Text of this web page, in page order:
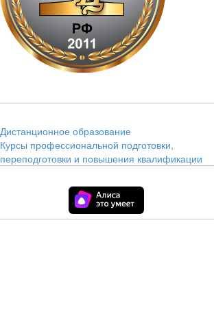
Дистанционное образование
Курсы профессиональной подготовки,
переподготовки и повышения квалификации